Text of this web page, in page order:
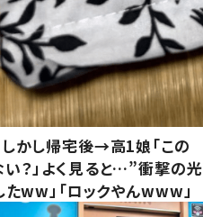
かし帰宅後→高1娘「この
？」よく見ると…”衝撃の光
ww」「ロックやんwww」